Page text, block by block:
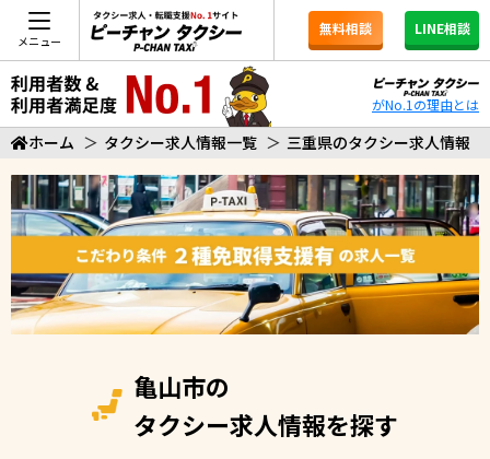
メニュー
無料相談 LINE相談
がNo.1の理由とは
ホーム ＞ タクシー求人情報一覧 ＞ 三重県のタクシー求人情報
亀山市の
タクシー求人情報を探す